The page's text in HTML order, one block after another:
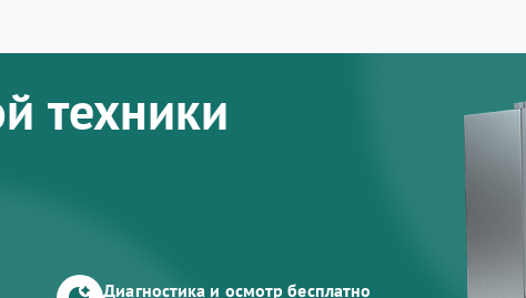
техники
Диагностика и осмотр бесплатно